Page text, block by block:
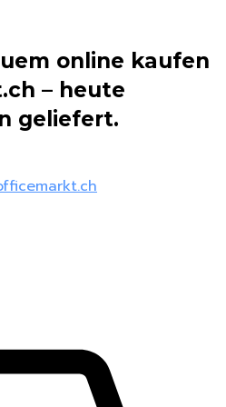
online kaufen
– heute
geliefert.